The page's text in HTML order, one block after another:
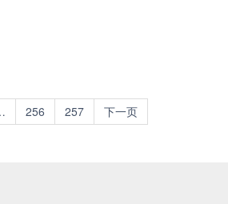
256 257 下一页